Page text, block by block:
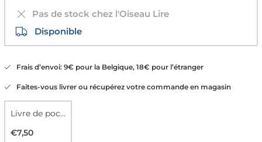
Pas de stock chez l'Oiseau Lire
Disponible
Frais d’envoi: 9€ pour la Belgique, 18€ pour l’étranger
Faites-vous livrer ou récupérez votre commande en magasin
Livre de poche
€7,50